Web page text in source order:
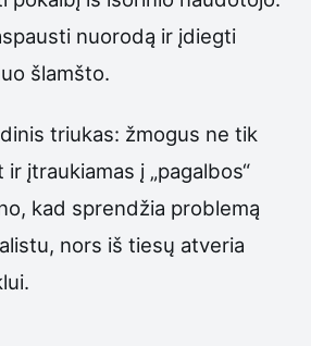
nuorodą ir įdiegti
šlamšto.
triukas: žmogus ne tik
įtraukiamas į „pagalbos“
kad sprendžia problemą
nors iš tiesų atveria